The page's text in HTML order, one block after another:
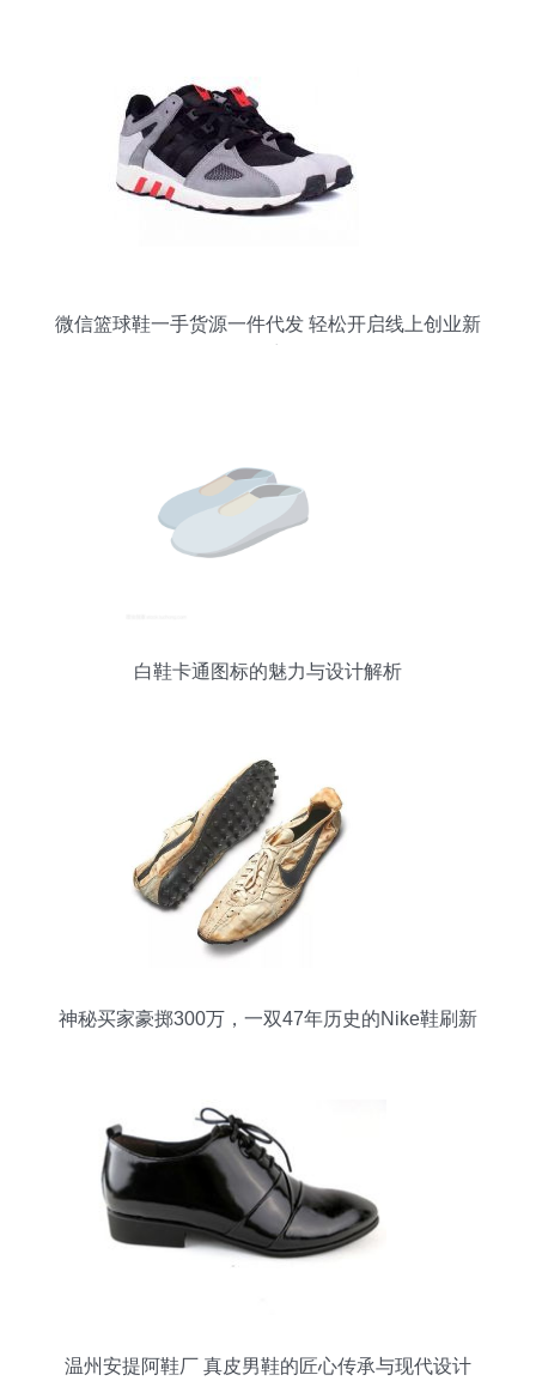
微信篮球鞋一手货源一件代发 轻松开启线上创业新
白鞋卡通图标的魅力与设计解析
神秘买家豪掷300万，一双47年历史的Nike鞋刷新
温州安提阿鞋厂 真皮男鞋的匠心传承与现代设计